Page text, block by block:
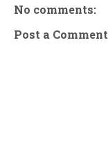
No comments:
Post a Comment